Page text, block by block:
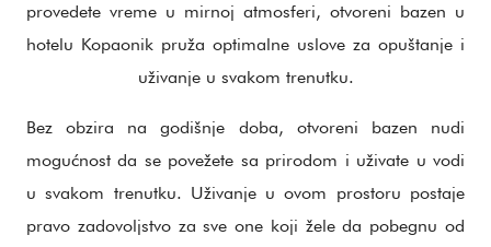
provedete vreme u mirnoj atmosferi, otvoreni bazen u
hotelu Kopaonik pruža optimalne uslove za opuštanje i
uživanje u svakom trenutku.
Bez obzira na godišnje doba, otvoreni bazen nudi
mogućnost da se povežete sa prirodom i uživate u vodi
u svakom trenutku. Uživanje u ovom prostoru postaje
pravo zadovoljstvo za sve one koji žele da pobegnu od